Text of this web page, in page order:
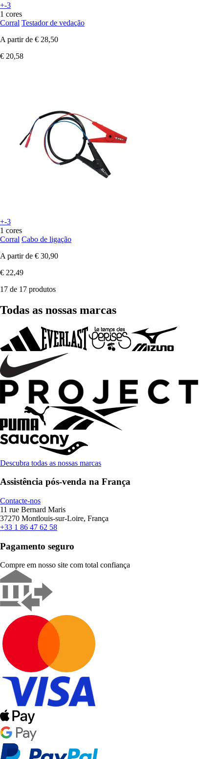
+-3
1 cores
Corral Testador de vedação
A partir de € 28,50
€ 20,58
+-3
1 cores
Corral Cabo de ligação
A partir de € 30,90
€ 22,49
17 de 17 produtos
Todas as nossas marcas
Descubra todas as nossas marcas
Assistência pós-venda na França
Contacte-nos
11 rue Bernard Maris
37270 Montlouis-sur-Loire, França
+33 1 86 47 62 58
Pagamento seguro
Compre em nosso site com total confiança